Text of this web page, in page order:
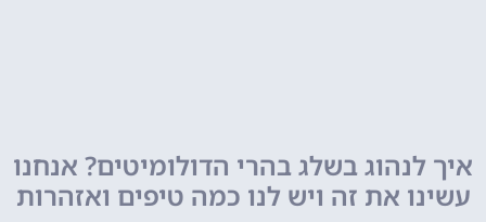
איך לנהוג בשלג בהרי הדולומיטים? אנחנו
עשינו את זה ויש לנו כמה טיפים ואזהרות